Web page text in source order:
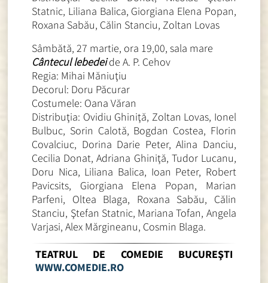
Statnic, Liliana Balica, Giorgiana Elena Popan,
Roxana Sabău, Călin Stanciu, Zoltan Lovas
Sâmbătă, 27 martie, ora 19,00, sala mare
Cântecul lebedeide A. P. Cehov
Regia: Mihai Măniuţiu
Decorul: Doru Păcurar
Costumele: Oana Văran
Distribuţia: Ovidiu Ghiniţă, Zoltan Lovas, Ionel
Bulbuc, Sorin Calotă, Bogdan Costea, Florin
Covalciuc, Dorina Darie Peter, Alina Danciu,
Cecilia Donat, Adriana Ghiniţă, Tudor Lucanu,
Doru Nica, Liliana Balica, Ioan Peter, Robert
Pavicsits, Giorgiana Elena Popan, Marian
Parfeni, Oltea Blaga, Roxana Sabău, Călin
Stanciu, Ştefan Statnic, Mariana Tofan, Angela
Varjasi, Alex Mărgineanu, Cosmin Blaga.
TEATRUL DE COMEDIE BUCUREŞTI
WWW.COMEDIE.RO